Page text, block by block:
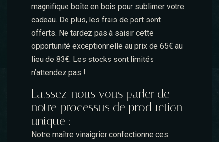
magnifique boîte en bois pour sublimer votre
cadeau. De plus, les frais de port sont
offerts. Ne tardez pas à saisir cette
opportunité exceptionnelle au prix de 65€ au
lieu de 83€. Les stocks sont limités
n’attendez pas !
Laissez-nous vous parler de
notre processus de production
unique :
Notre maître vinaigrier confectionne ces